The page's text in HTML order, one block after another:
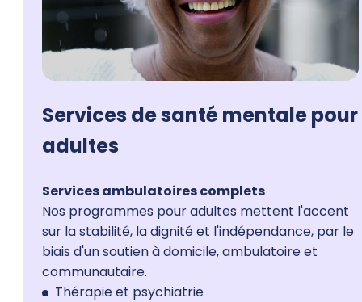
Services de santé mentale pour
adultes
Services ambulatoires complets
Nos programmes pour adultes mettent l'accent
sur la stabilité, la dignité et l'indépendance, par le
biais d'un soutien à domicile, ambulatoire et
communautaire.
Thérapie et psychiatrie